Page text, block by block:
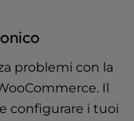
problemi con la
Il
configurare i tuoi